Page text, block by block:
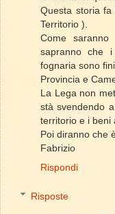
Questa storia
Territorio ).
Come
sapranno che
fognaria sono
Provincia e
La Lega non
stà svendendo
territorio e i beni
Poi diranno che
Fabrizio
Rispondi
Risposte